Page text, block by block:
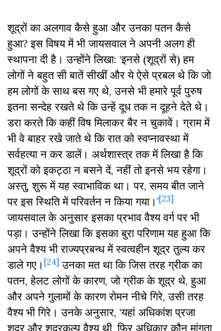
शूद्रों का अलगाव कैसे हुआ और उनका पतन कैसे
हुआ? इस विषय में भी जायसवाल ने अपनी अलग ही
स्थापना दी है। उन्होंने लिखा: ‘इनसे (शूद्रों से) हम
लोगों ने बहुत सी बातें सीखीं और ये ऐसे प्रबल थे कि जो
हम लोगों के साथ बस गए थे, उनसे भी हमारे पूर्व पुरुष
इतना सन्देह रखते थे कि उन्हें दूध तक न दूहने देते थे।
डरा करते कि कहीं विष मिलाकर बैर न चुकावें। ग्राम में
भी वे बाहर रखे जाते थे कि रात को स्वप्नावस्था में
सर्वहत्या न कर डालें। अर्थशास्त्र तक में लिखा है कि
शूद्रों को इकट्ठा न बसने दें, नहीं तो इनसे भय रहेगा।
अस्तु, शुरू में यह स्वाभाविक था। पर, समय बीत जाने
पर इस स्थिति में परिवर्तन न किया गया।’[23]
जायसवाल के अनुसार इसका प्रभाव वैश्य वर्ग पर भी
पड़ा। उन्होंने लिखा कि इसका बुरा परिणाम यह हुआ कि
अपने वैश्य भी राज्यप्रबन्ध में स्वत्वहीन शूद्र तुल्य कर
डाले गए। [24] उनका मत था कि जिस तरह ग्रीक का
पतन, हेलट लोगों के कारण, जो ग्रीक के शूद्र थे, हुआ
और अपने गुलामों के कारण रोमन नीचे गिरे, उसी तरह
वैश्य भी गिरे। उनके अनुसार, ‘यहां अधिकांश प्रजा
शूद्र और शूद्रकल्प वैश्य थी, फिर अधिकार कौन मांगता